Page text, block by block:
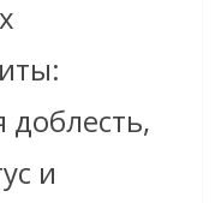
доблесть,
и